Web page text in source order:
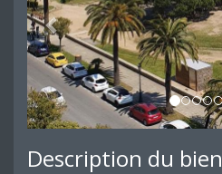
Description du bien